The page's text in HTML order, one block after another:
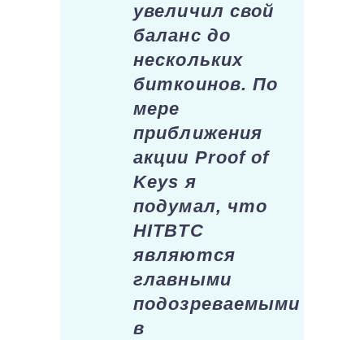
увеличил свой
баланс до
нескольких
биткоинов. По
мере
приближения
акции Proof of
Keys я
подумал, что
HITBTC
являются
главными
подозреваемыми
в